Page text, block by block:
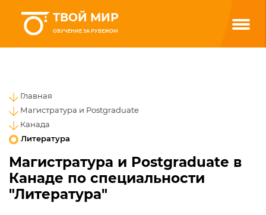
ТВОЙ МИР
ОБУЧЕНИЕ ЗА РУБЕЖОМ
Главная
Магистратура и Postgraduate
Канада
Литература
Магистратура и Postgraduate в
Канаде по специальности
"Литература"